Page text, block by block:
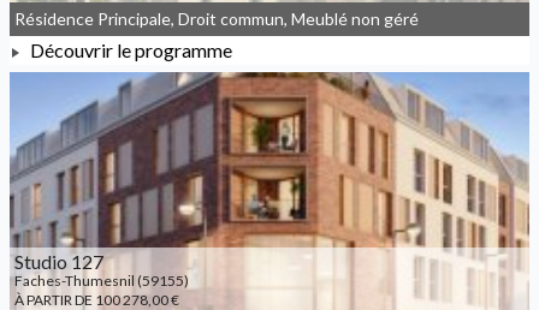
À PARTIR DE 295 000,00 €
Résidence Principale, Droit commun, Meublé non géré
Découvrir le programme
Studio 127
Faches-Thumesnil (59155)
À PARTIR DE 100 278,00 €